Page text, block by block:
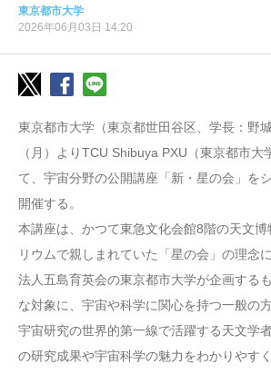
東京都市大学
2026年06月03日 14:20
東京都市大学（東京都世田谷区、学長：野
（月）よりTCU Shibuya PXU（東京都市大
て、宇宙分野の公開講座「新・星の会」を
開催する。
本講座は、かつて東急文化会館8階の天文博
リウムで親しまれていた「星の会」の理念
法人五島育英会の東京都市大学が企画する
な対象に、宇宙や科学に関心を持つ一般の
宇宙研究の世界的第一線で活躍する天文学
の研究成果や宇宙科学の魅力をわかりやすく